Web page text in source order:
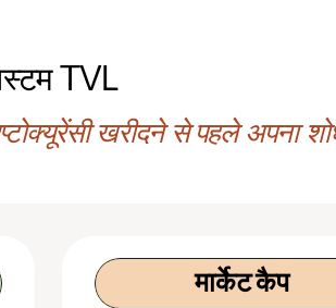
TVL
खरीदने से पहले अपना
मार्केट कैप